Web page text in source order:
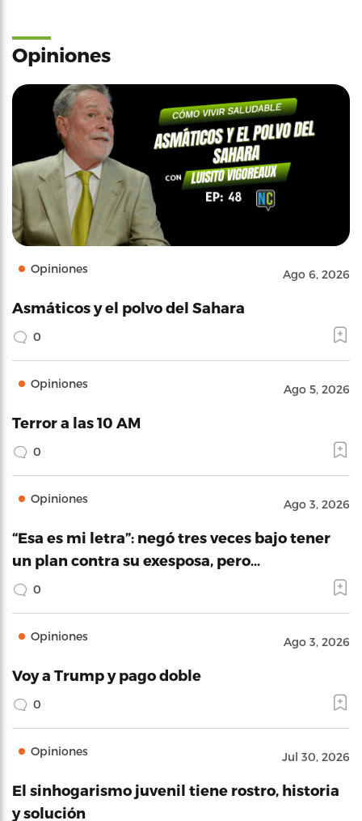
Opiniones
Opiniones Ago 6, 2026
Asmáticos y el polvo del Sahara
0
Opiniones Ago 5, 2026
Terror a las 10 AM
0
Opiniones Ago 3, 2026
“Esa es mi letra”: negó tres veces bajo tener
un plan contra su exesposa, pero…
0
Opiniones Ago 3, 2026
Voy a Trump y pago doble
0
Opiniones Jul 30, 2026
El sinhogarismo juvenil tiene rostro, historia
y solución